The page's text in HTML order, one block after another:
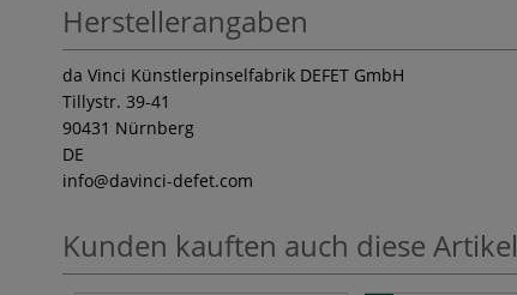
Herstellerangaben
da Vinci Künstlerpinselfabrik DEFET GmbH
Tillystr. 39-41
90431 Nürnberg
DE
info@davinci-defet.com
Kunden kauften auch diese Artikel